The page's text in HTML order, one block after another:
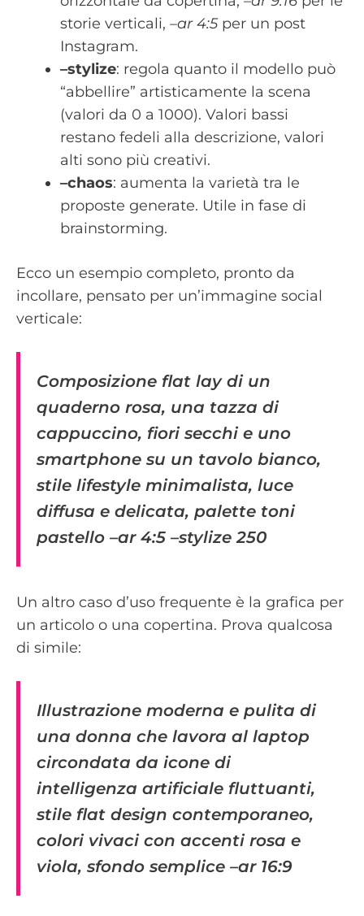
storie verticali, –ar 4:5per un post
Instagram.
–stylize: regola quanto il modello può
“abbellire” artisticamente la scena
(valori da 0 a 1000). Valori bassi
restano fedeli alla descrizione, valori
alti sono più creativi.
–chaos: aumenta la varietà tra le
proposte generate. Utile in fase di
brainstorming.
Ecco un esempio completo, pronto da
incollare, pensato per un’immagine social
verticale:
Composizione flat lay di un
quaderno rosa, una tazza di
cappuccino, fiori secchi e uno
smartphone su un tavolo bianco,
stile lifestyle minimalista, luce
diffusa e delicata, palette toni
pastello –ar 4:5 –stylize 250
Un altro caso d’uso frequente è la grafica per
un articolo o una copertina. Prova qualcosa
di simile:
Illustrazione moderna e pulita di
una donna che lavora al laptop
circondata da icone di
intelligenza artificiale fluttuanti,
stile flat design contemporaneo,
colori vivaci con accenti rosa e
viola, sfondo semplice –ar 16:9